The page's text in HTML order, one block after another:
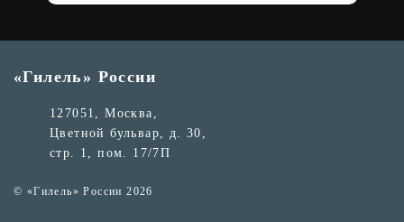
«Гилель» России
127051, Москва,
Цветной бульвар, д. 30,
стр. 1, пом. 17/7П
© «Гилель» России 2026